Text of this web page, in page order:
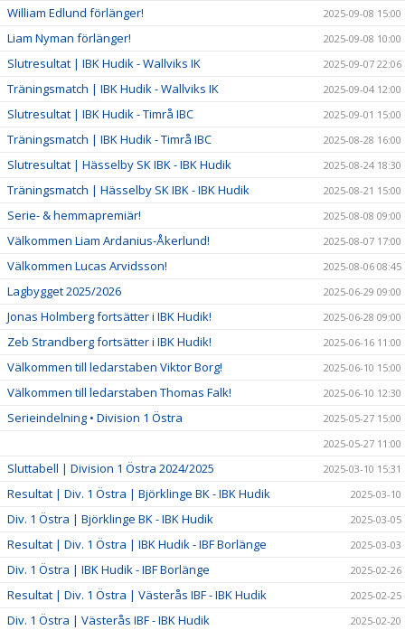
William Edlund förlänger! 2025-09-08 15:00
Liam Nyman förlänger! 2025-09-08 10:00
Slutresultat | IBK Hudik - Wallviks IK 2025-09-07 22:06
Träningsmatch | IBK Hudik - Wallviks IK 2025-09-04 12:00
Slutresultat | IBK Hudik - Timrå IBC 2025-09-01 15:00
Träningsmatch | IBK Hudik - Timrå IBC 2025-08-28 16:00
Slutresultat | Hässelby SK IBK - IBK Hudik 2025-08-24 18:30
Träningsmatch | Hässelby SK IBK - IBK Hudik 2025-08-21 15:00
Serie- & hemmapremiär! 2025-08-08 09:00
Välkommen Liam Ardanius-Åkerlund! 2025-08-07 17:00
Välkommen Lucas Arvidsson! 2025-08-06 08:45
Lagbygget 2025/2026 2025-06-29 09:00
Jonas Holmberg fortsätter i IBK Hudik! 2025-06-28 09:00
Zeb Strandberg fortsätter i IBK Hudik! 2025-06-16 11:00
Välkommen till ledarstaben Viktor Borg! 2025-06-10 15:00
Välkommen till ledarstaben Thomas Falk! 2025-06-10 12:30
Serieindelning • Division 1 Östra
2025-05-27 15:00
2025-05-27 11:00
Sluttabell | Division 1 Östra 2024/2025 2025-03-10 15:31
Resultat | Div. 1 Östra | Björklinge BK - IBK Hudik 2025-03-10
Div. 1 Östra | Björklinge BK - IBK Hudik 2025-03-05
Resultat | Div. 1 Östra | IBK Hudik - IBF Borlänge 2025-03-03
Div. 1 Östra | IBK Hudik - IBF Borlänge 2025-02-26
Resultat | Div. 1 Östra | Västerås IBF - IBK Hudik 2025-02-25
Div. 1 Östra | Västerås IBF - IBK Hudik 2025-02-20